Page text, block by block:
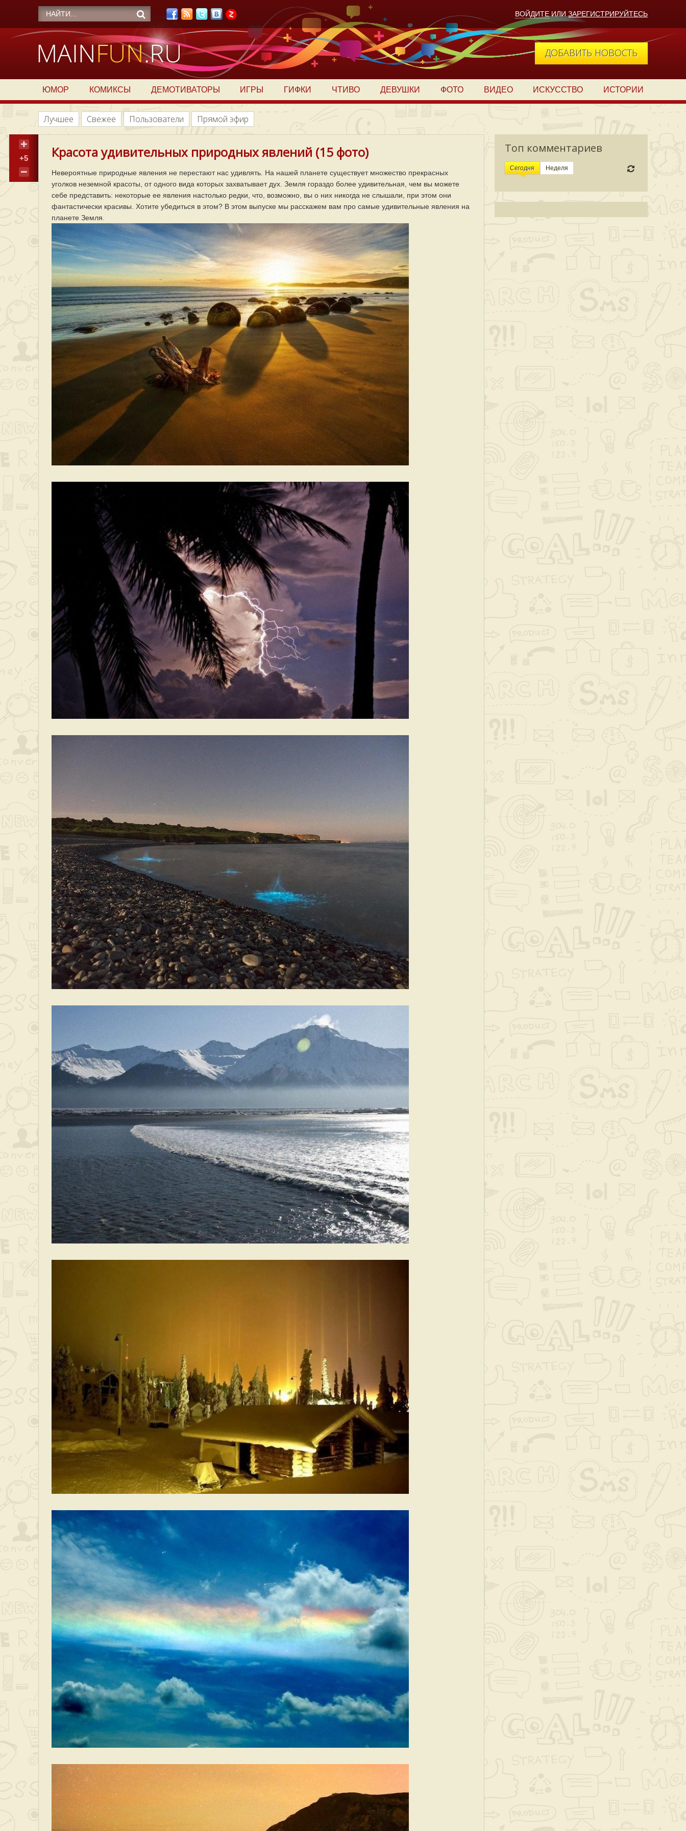
ВОЙДИТЕ ИЛИ ЗАРЕГИСТРИРУЙТЕСЬ
ДОБАВИТЬ НОВОСТЬ
ЮМОР КОМИКСЫ ДЕМОТИВАТОРЫ ИГРЫ ГИФКИ ЧТИВО ДЕВУШКИ ФОТО ВИДЕО ИСКУССТВО ИСТОРИИ
Лучшее Свежее Пользователи Прямой эфир
Топ комментариев
Сегодня Неделя
+5 Красота удивительных природных явлений (15 фото)
Невероятные природные явления не перестают нас удивлять. На нашей планете существует множество прекрасных
уголков неземной красоты, от одного вида которых захватывает дух. Земля гораздо более удивительная, чем вы можете
себе представить: некоторые ее явления настолько редки, что, возможно, вы о них никогда не слышали, при этом они
фантастически красивы. Хотите убедиться в этом? В этом выпуске мы расскажем вам про самые удивительные явления на
планете Земля.